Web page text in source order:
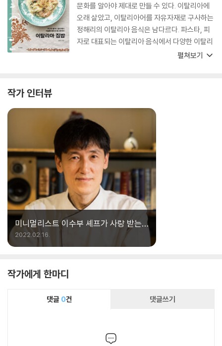
문화를 알아야 제대로 만들 수 있다. 이탈리아에
오래 살았고, 이탈리아어를 자유자재로 구사하는
정해리의 이탈리아 음식은 남다르다. 파스타, 피
자로 대표되는 이탈리아 음식에서 다양한 이탈리
아 가정식을 만드는 길잡이가 되는 책. 오랜 현지
펼쳐보기
작가 인터뷰
미니멀리스트 이수부 셰프가 사랑 받는
이유
2022.02.16.
작가에게 한마디
댓글 0건 댓글쓰기